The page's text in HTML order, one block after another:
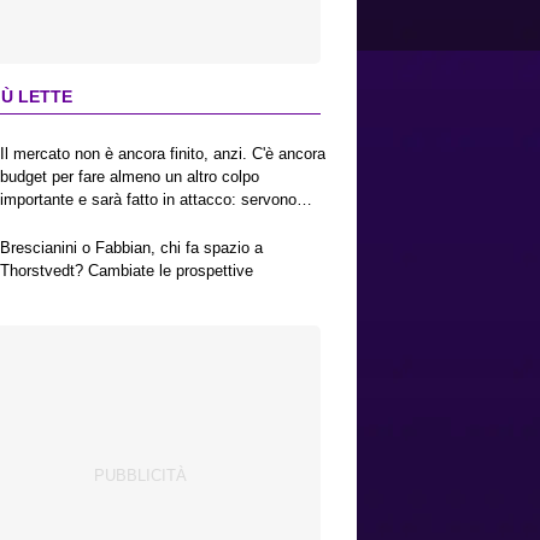
LETTE
Il mercato non è ancora finito, anzi. C'è ancora
budget per fare almeno un altro colpo
importante e sarà fatto in attacco: servono
il Bologna: caccia al giusto incastro
Brescianini o Fabbian, chi fa spazio a
Thorstvedt? Cambiate le prospettive